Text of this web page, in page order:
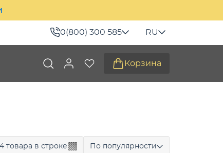
0(800) 300 585 RU
Корзина
4 товара в строке По популярности